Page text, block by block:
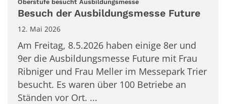
Oberstufe besucht Ausbildungsmesse
Besuch der Ausbildungsmesse Future
12. Mai 2026
Am Freitag, 8.5.2026 haben einige 8er und
9er die Ausbildungsmesse Future mit Frau
Ribniger und Frau Meller im Messepark Trier
besucht. Es waren über 100 Betriebe an
Ständen vor Ort. ...